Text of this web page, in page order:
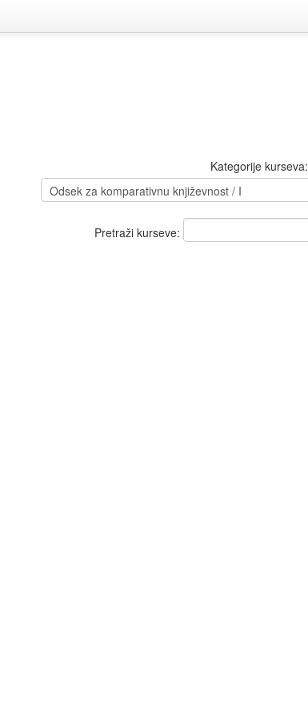
Kategorije kurseva:
Pretraži kurseve: